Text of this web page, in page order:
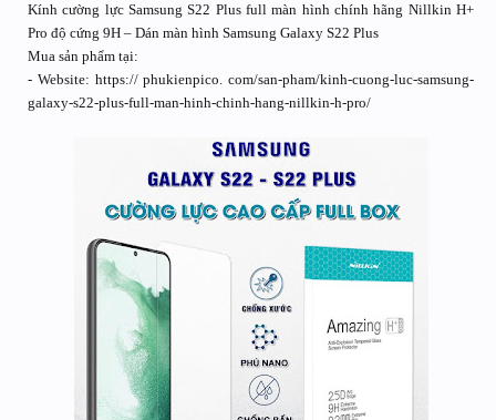
Kính cường lực Samsung S22 Plus full màn hình chính hãng Nillkin H+
Pro độ cứng 9H – Dán màn hình Samsung Galaxy S22 Plus
Mua sản phẩm tại:
- Website: https:// phukienpico. com/san-pham/kinh-cuong-luc-samsung-
galaxy-s22-plus-full-man-hinh-chinh-hang-nillkin-h-pro/